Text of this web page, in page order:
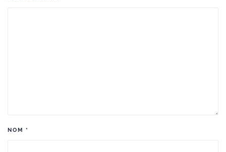
NOM*